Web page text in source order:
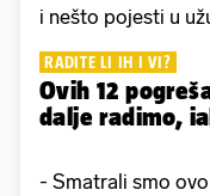
i nešto pojesti u
RADITE LI IH I VI?
Ovih 12
dalje radimo,
- Smatrali smo